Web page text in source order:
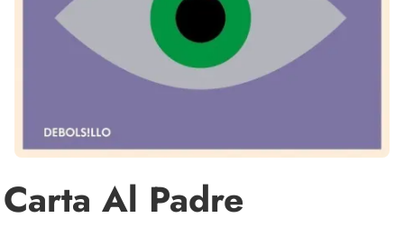
Carta Al Padre